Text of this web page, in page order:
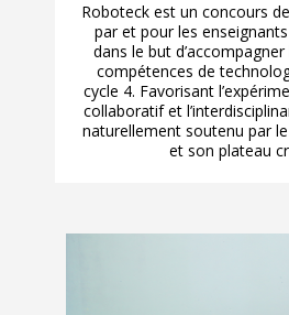
Roboteck est un concours
par et pour les
dans le but d’accompagner
compétences de
cycle 4. Favorisant
collaboratif et
naturellement soutenu par
et son plateau